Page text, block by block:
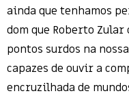
ainda que tenhamos
dom que Roberto
pontos surdos na
capazes de ouvir a
encruzilhada de